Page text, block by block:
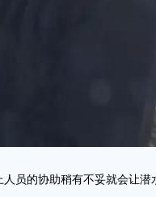
员的协助稍有不妥就会让潜